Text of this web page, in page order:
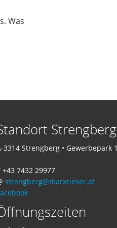
Was
Strengberg
3314 Strengberg • Gewerbepark 1
+43 7432 29977
strengberg@marxrieser.at